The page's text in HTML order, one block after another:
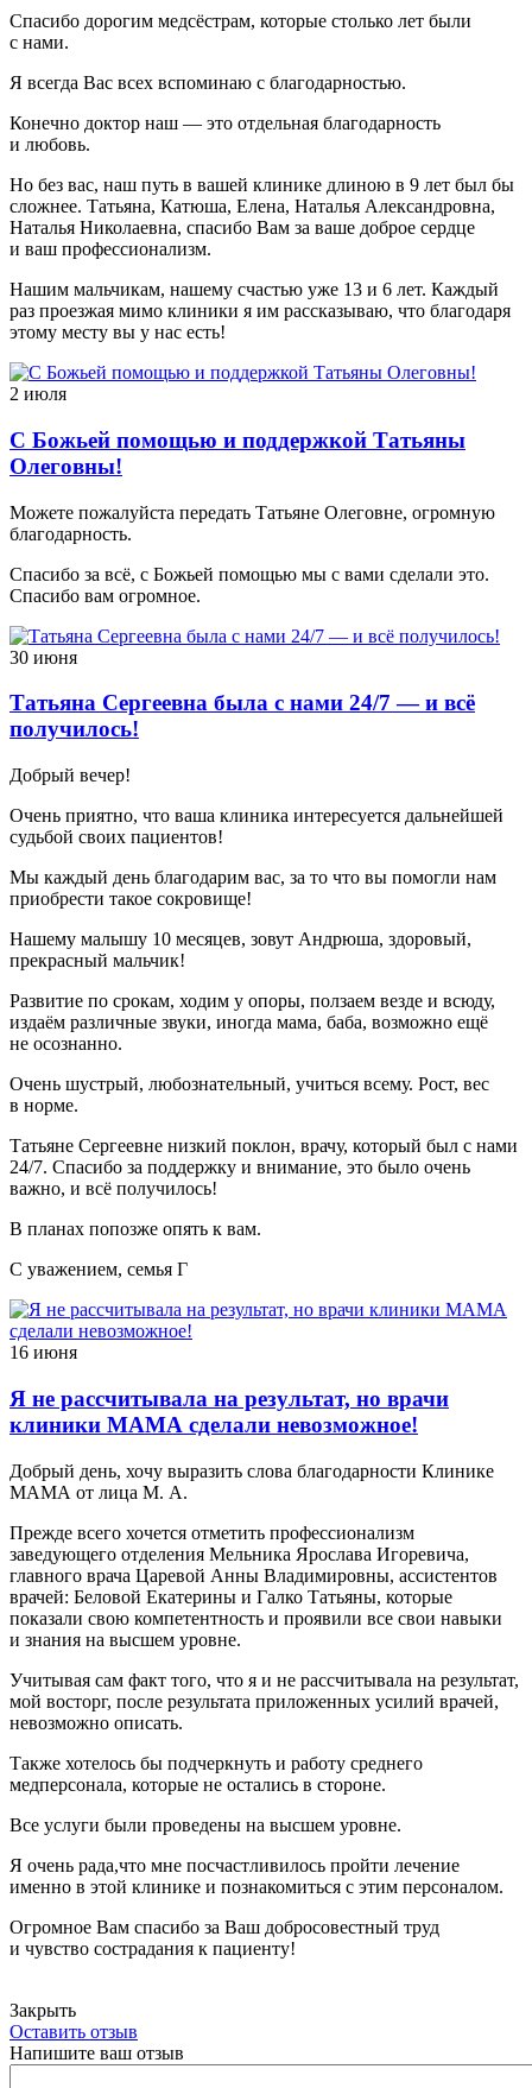
Спасибо дорогим медсёстрам, которые столько лет были
с нами.
Я всегда Вас всех вспоминаю с благодарностью.
Конечно доктор наш — это отдельная благодарность
и любовь.
Но без вас, наш путь в вашей клинике длиною в 9 лет был бы
сложнее. Татьяна, Катюша, Елена, Наталья Александровна,
Наталья Николаевна, спасибо Вам за ваше доброе сердце
и ваш профессионализм.
Нашим мальчикам, нашему счастью уже 13 и 6 лет. Каждый
раз проезжая мимо клиники я им рассказываю, что благодаря
этому месту вы у нас есть!
2 июля
С Божьей помощью и поддержкой Татьяны
Олеговны!
Можете пожалуйста передать Татьяне Олеговне, огромную
благодарность.
Спасибо за всё, с Божьей помощью мы с вами сделали это.
Спасибо вам огромное.
30 июня
Татьяна Сергеевна была с нами 24/7 — и всё
получилось!
Добрый вечер!
Очень приятно, что ваша клиника интересуется дальнейшей
судьбой своих пациентов!
Мы каждый день благодарим вас, за то что вы помогли нам
приобрести такое сокровище!
Нашему малышу 10 месяцев, зовут Андрюша, здоровый,
прекрасный мальчик!
Развитие по срокам, ходим у опоры, ползаем везде и всюду,
издаём различные звуки, иногда мама, баба, возможно ещё
не осознанно.
Очень шустрый, любознательный, учиться всему. Рост, вес
в норме.
Татьяне Сергеевне низкий поклон, врачу, который был с нами
24/7. Спасибо за поддержку и внимание, это было очень
важно, и всё получилось!
В планах попозже опять к вам.
С уважением, семья Г
16 июня
Я не рассчитывала на результат, но врачи
клиники МАМА сделали невозможное!
Добрый день, хочу выразить слова благодарности Клинике
МАМА от лица М. А.
Прежде всего хочется отметить профессионализм
заведующего отделения Мельника Ярослава Игоревича,
главного врача Царевой Анны Владимировны, ассистентов
врачей: Беловой Екатерины и Галко Татьяны, которые
показали свою компетентность и проявили все свои навыки
и знания на высшем уровне.
Учитывая сам факт того, что я и не рассчитывала на результат,
мой восторг, после результата приложенных усилий врачей,
невозможно описать.
Также хотелось бы подчеркнуть и работу среднего
медперсонала, которые не остались в стороне.
Все услуги были проведены на высшем уровне.
Я очень рада,что мне посчастливилось пройти лечение
именно в этой клинике и познакомиться с этим персоналом.
Огромное Вам спасибо за Ваш добросовестный труд
и чувство сострадания к пациенту!
Закрыть
Оставить отзыв
Напишите ваш отзыв